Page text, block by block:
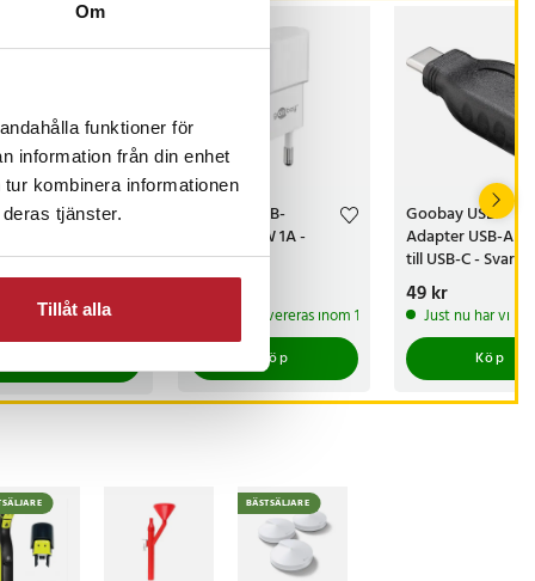
Om
funktioner för
information från din enhet
kombinera informationen
tjänster.
Tillåt alla
-45%
Bluetooth
med
Tidigare pris:
199 kr
I lager, levereras inom 1-2 vardagar
Goobay USB-
Laddare 5W 1A -
Vit
I lager, levereras inom 1-2 vardagar
Köp
Goobay USB-
Adapter USB-A
till USB-C - Svart
Pris:49 kr
49 kr
Just nu har vi
Köp
BÄSTSÄLJARE